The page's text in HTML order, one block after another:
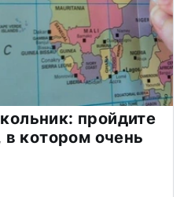
пройдите
в котором очень